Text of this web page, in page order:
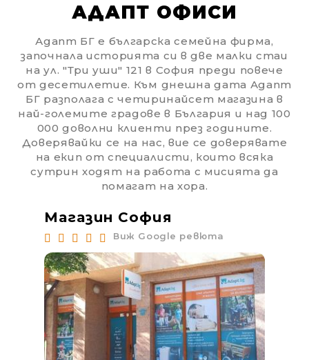
АДАПТ ОФИСИ
Адапт БГ е българска семейна фирма,
започнала историята си в две малки стаи
на ул. "Три уши" 121 в София преди повече
от десетилетие. Към днешна дата Адапт
БГ разполага с четиринайсет магазина в
най-големите градове в България и над 100
000 доволни клиенти през годините.
Доверявайки се на нас, вие се доверявате
на екип от специалисти, които всяка
сутрин ходят на работа с мисията да
помагат на хора.
Магазин София
Виж Google ревюта